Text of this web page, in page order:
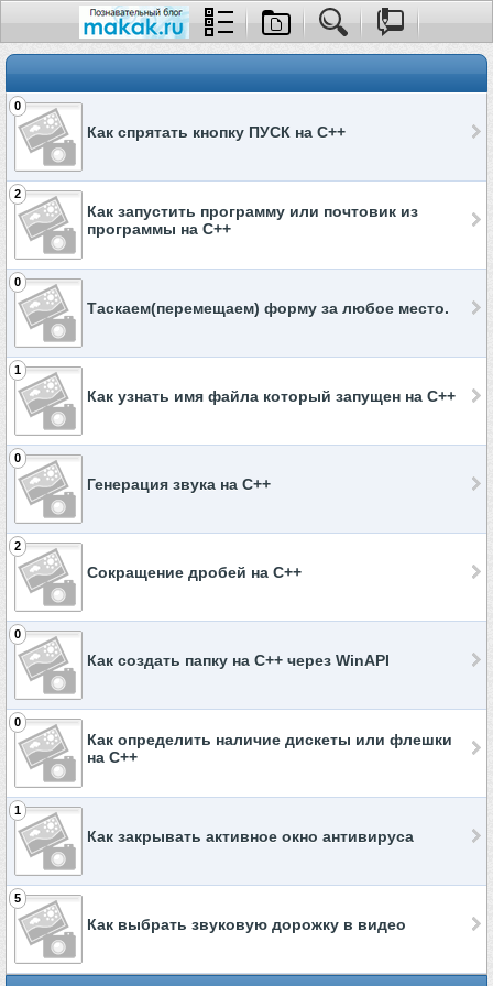
0
Как спрятать кнопку ПУСК на C++
2
Как запустить программу или почтовик из
программы на C++
0
Таскаем(перемещаем) форму за любое место.
1
Как узнать имя файла который запущен на C++
0
Генерация звука на C++
2
Сокращение дробей на C++
0
Как создать папку на C++ через WinAPI
0
Как определить наличие дискеты или флешки
на C++
1
Как закрывать активное окно антивируса
5
Как выбрать звуковую дорожку в видео